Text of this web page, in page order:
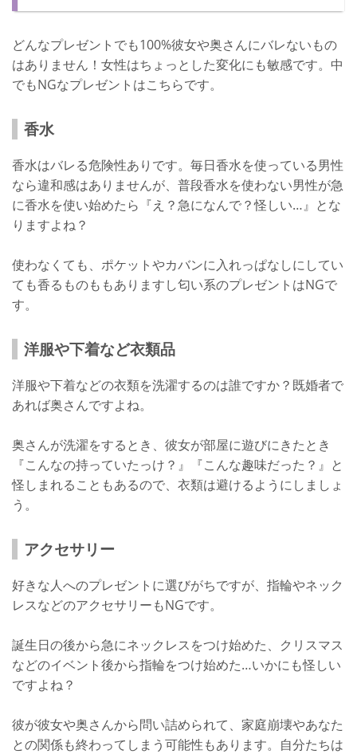
どんなプレゼントでも100%彼女や奥さんにバレないもの
はありません！女性はちょっとした変化にも敏感です。中
でもNGなプレゼントはこちらです。
香水
香水はバレる危険性ありです。毎日香水を使っている男性
なら違和感はありませんが、普段香水を使わない男性が急
に香水を使い始めたら『え？急になんで？怪しい…』とな
りますよね？
使わなくても、ポケットやカバンに入れっぱなしにしてい
ても香るものももありますし匂い系のプレゼントはNGで
す。
洋服や下着など衣類品
洋服や下着などの衣類を洗濯するのは誰ですか？既婚者で
あれば奥さんですよね。
奥さんが洗濯をするとき、彼女が部屋に遊びにきたとき
『こんなの持っていたっけ？』『こんな趣味だった？』と
怪しまれることもあるので、衣類は避けるようにしましょ
う。
アクセサリー
好きな人へのプレゼントに選びがちですが、指輪やネック
レスなどのアクセサリーもNGです。
誕生日の後から急にネックレスをつけ始めた、クリスマス
などのイベント後から指輪をつけ始めた…いかにも怪しい
ですよね？
彼が彼女や奥さんから問い詰められて、家庭崩壊やあなた
との関係も終わってしまう可能性もあります。自分たちは